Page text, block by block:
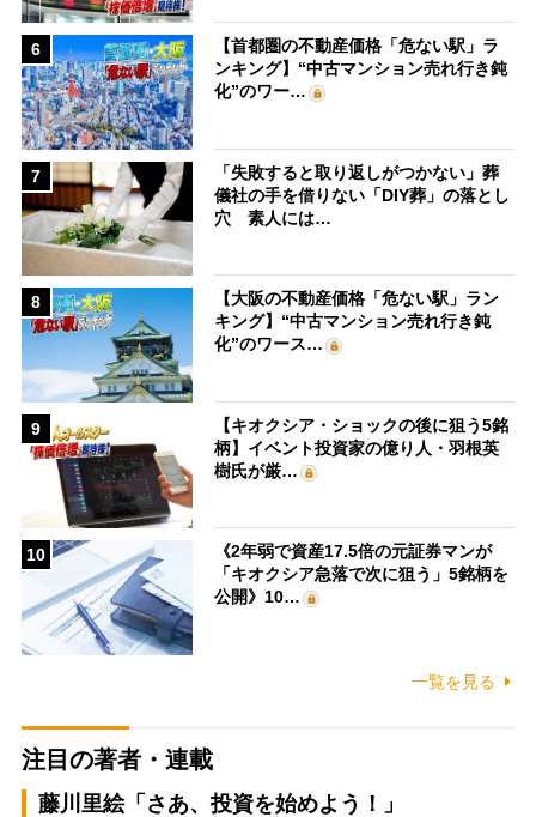
6
【首都圏の不動産価格「危ない駅」ラ
ンキング】“中古マンション売れ行き鈍
化”のワー…
7
「失敗すると取り返しがつかない」葬
儀社の手を借りない「DIY葬」の落とし
穴 素人には…
8
【大阪の不動産価格「危ない駅」ラン
キング】“中古マンション売れ行き鈍
化”のワース…
9
【キオクシア・ショックの後に狙う5銘
柄】イベント投資家の億り人・羽根英
樹氏が厳…
10
《2年弱で資産17.5倍の元証券マンが
「キオクシア急落で次に狙う」5銘柄を
公開》10…
一覧を見る
注目の著者・連載
藤川里絵「さあ、投資を始めよう！」